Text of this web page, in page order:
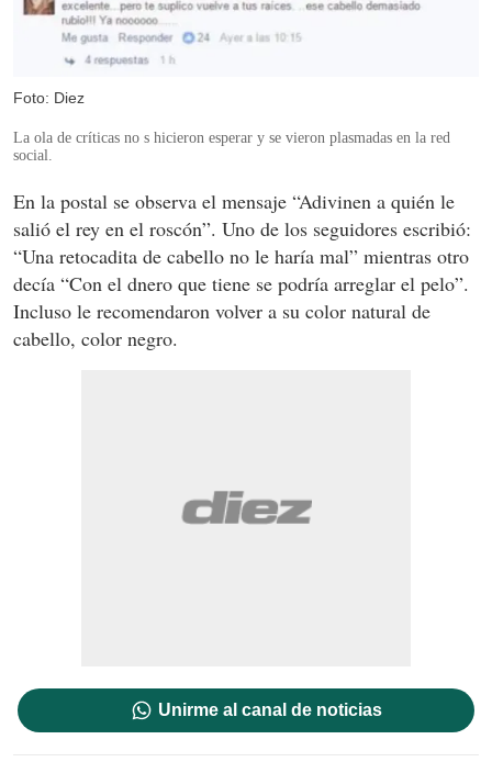
Foto: Diez
La ola de críticas no s hicieron esperar y se vieron plasmadas en la red
social.
En la postal se observa el mensaje “Adivinen a quién le
salió el rey en el roscón”. Uno de los seguidores escribió:
“Una retocadita de cabello no le haría mal” mientras otro
decía “Con el dnero que tiene se podría arreglar el pelo”.
Incluso le recomendaron volver a su color natural de
cabello, color negro.
Unirme al canal de noticias